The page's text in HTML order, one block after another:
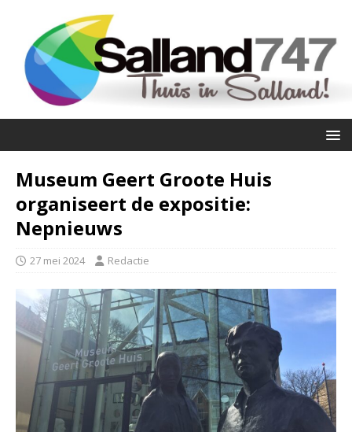
Museum Geert Groote Huis
organiseert de expositie:
Nepnieuws
27 mei 2024 Redactie